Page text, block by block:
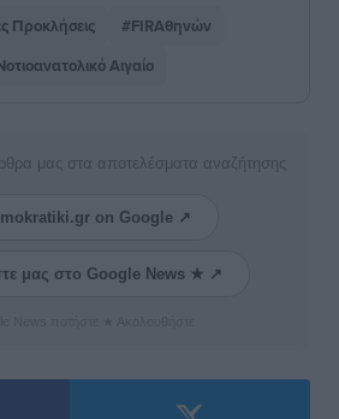
Προκλήσεις
#FIRΑθηνών
Αιγαίο
μας στα αποτελέσματα αναζήτησης
on Google ↗
μας στο Google News ★ ↗